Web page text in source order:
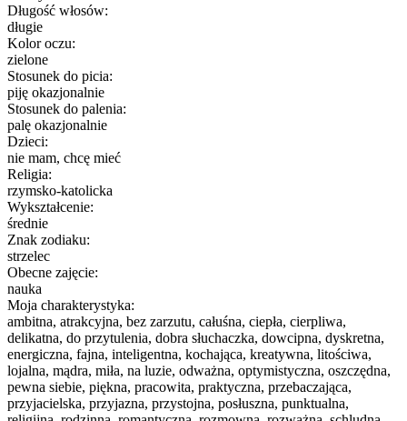
Długość włosów:
długie
Kolor oczu:
zielone
Stosunek do picia:
piję okazjonalnie
Stosunek do palenia:
palę okazjonalnie
Dzieci:
nie mam, chcę mieć
Religia:
rzymsko-katolicka
Wykształcenie:
średnie
Znak zodiaku:
strzelec
Obecne zajęcie:
nauka
Moja charakterystyka:
ambitna, atrakcyjna, bez zarzutu, całuśna, ciepła, cierpliwa,
delikatna, do przytulenia, dobra słuchaczka, dowcipna, dyskretna,
energiczna, fajna, inteligentna, kochająca, kreatywna, litościwa,
lojalna, mądra, miła, na luzie, odważna, optymistyczna, oszczędna,
pewna siebie, piękna, pracowita, praktyczna, przebaczająca,
przyjacielska, przyjazna, przystojna, posłuszna, punktualna,